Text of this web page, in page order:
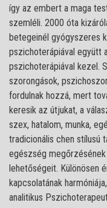
így az embert a maga
szemléli. 2000 óta
betegeinél gyógyszeres
pszichoterápiával együtt
pszichoterápiával kezel.
szorongások,
fordulnak hozzá, mert
keresik az útjukat, a
szex, hatalom, munka,
tradicionális chen stílusú
egészség
lehetőségeit. Különösen
kapcsolatának
analitikus